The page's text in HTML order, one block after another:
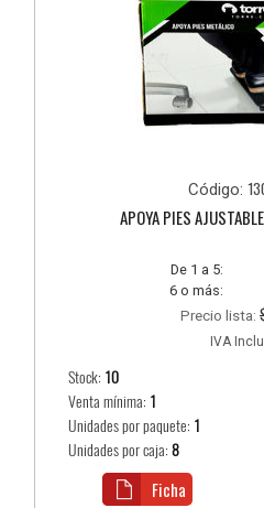
Código:
APOYA PIES
De 1 a 5:
6 o más:
Precio lista:
IVA
Stock: 10
Venta mínima: 1
Unidades por paquete: 1
Unidades por caja:8
Ficha